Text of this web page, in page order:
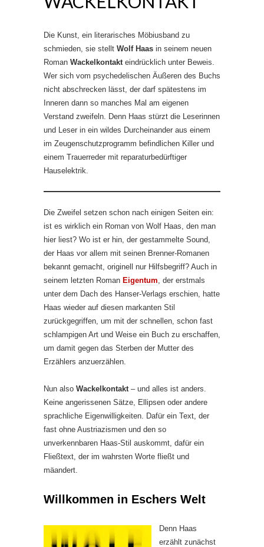
Die Kunst, ein literarisches Möbiusband zu
schmieden, sie stellt Wolf Haas in seinem neuen
Roman Wackelkontakt eindrücklich unter Beweis.
Wer sich vom psychedelischen Äußeren des Buchs
nicht abschrecken lässt, der darf spätestens im
Inneren dann so manches Mal am eigenen
Verstand zweifeln. Denn Haas stürzt die Leserinnen
und Leser in ein wildes Durcheinander aus einem
im Zeugenschutzprogramm befindlichen Killer und
einem Trauerreder mit reparaturbedürftiger
Hauselektrik.
Die Zweifel setzen schon nach einigen Seiten ein:
ist es wirklich ein Roman von Wolf Haas, den man
hier liest? Wo ist er hin, der gestammelte Sound,
der Haas vor allem mit seinen Brenner-Romanen
bekannt gemacht, originell nur Hilfsbegriff? Auch in
seinem letzten Roman Eigentum , der erstmals
unter dem Dach des Hanser-Verlags erschien, hatte
Haas wieder auf diesen markanten Stil
zurückgegriffen, um mit der schnellen, schon fast
schlampigen Art und Weise ein Buch zu erschaffen,
um damit gegen das Sterben der Mutter des
Erzählers anzuerzählen.
Nun also Wackelkontakt – und alles ist anders.
Keine angerissenen Sätze, Ellipsen oder andere
sprachliche Eigenwilligkeiten. Dafür ein Text, der
fast ohne Austriazismen und den so
unverkennbaren Haas-Stil auskommt, dafür ein
Fließtext, der im wahrsten Worte fließt und
mäandert.
Willkommen in Eschers Welt
Denn Haas
erzählt zunächst